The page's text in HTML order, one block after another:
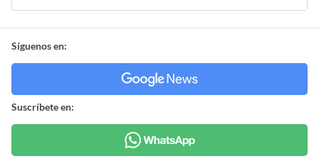
Síguenos en:
Suscríbete en: